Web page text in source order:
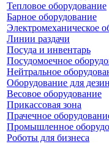
Тепловое оборудование
Барное оборудование
Электромеханическое
Линии раздачи
Посуда и инвентарь
Посудомоечное
Нейтральное
Оборудование для
Весовое оборудование
Прикассовая зона
Прачечное
Промышленное
Роботы для бизнеса